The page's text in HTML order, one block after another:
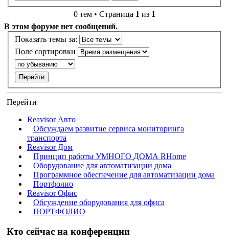
0 тем • Страница 1 из 1
В этом форуме нет сообщений.
Показать темы за:
Поле сортировки
Перейти
Reavisor Авто
Обсуждаем развитие сервиса мониторинга
транспорта
Reavisor Дом
Принцип работы УМНОГО ДОМА RHome
Оборудование для автоматизации дома
Программное обеспечение для автоматизации дома
Портфолио
Reavisor Офис
Обсуждение оборудования для офиса
ПОРТФОЛИО
Кто сейчас на конференции